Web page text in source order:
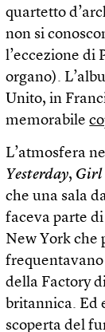
quartetto
non si
l’eccezione di
organo).
Unito, in
memorabile
L’atmosfera
Yesterday, Girl
che una sala
faceva parte
New York che
frequentavano
della Factory
britannica. Ed
scoperta del